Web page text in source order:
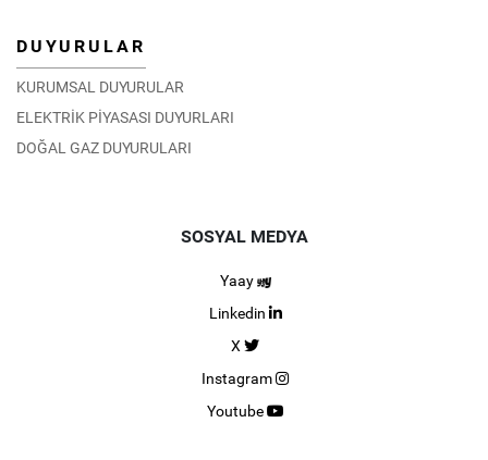
DUYURULAR
KURUMSAL DUYURULAR
ELEKTRİK PİYASASI DUYURLARI
DOĞAL GAZ DUYURULARI
SOSYAL MEDYA
Yaay
Linkedin
X
Instagram
Youtube